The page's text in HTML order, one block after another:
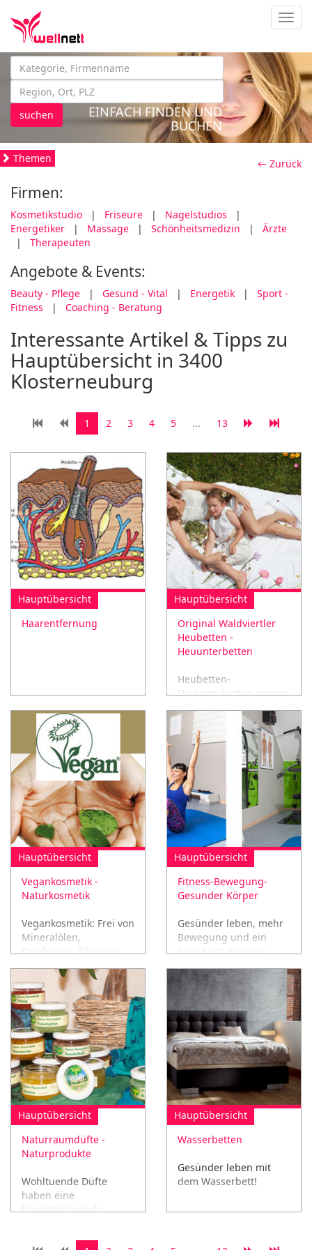
suchen
EINFACH FINDEN UND
BUCHEN
Themen ← Zurück
Firmen:
Kosmetikstudio | Friseure | Nagelstudios |
Energetiker | Massage | Schönheitsmedizin | Ärzte
| Therapeuten
Angebote & Events:
Beauty - Pflege | Gesund - Vital | Energetik | Sport -
Fitness | Coaching - Beratung
Interessante Artikel & Tipps zu
Hauptübersicht in 3400
Klosterneuburg
1 2 3 4 5 ... 13
Hauptübersicht
Haarentfernung
Hauptübersicht
Original Waldviertler
Heubetten -
Heuunterbetten
Heubetten-
Heuunterbetten sorgen
für einen tiefen
erholsamen Schlaf
sowie Linderung bei:
Schlafstörungen,
Kopfschmerzen, uvm...
Hauptübersicht
Vegankosmetik -
Naturkosmetik
Vegankosmetik: Frei von
Mineralölen,
Parabenen, Silikonen
und Paraffinen!
Hauptübersicht
Fitness-Bewegung-
Gesunder Körper
Gesünder leben, mehr
Bewegung und ein
paar Kilos weniger.
Hauptübersicht
Naturraumdüfte -
Naturprodukte
Wohltuende Düfte
haben eine
harmonisierende,
beruhigende Wirkung
Hauptübersicht
Wasserbetten
Gesünder leben mit
dem Wasserbett!